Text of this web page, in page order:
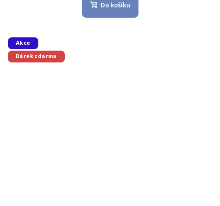
Do košíku
Akce
Dárek zdarma